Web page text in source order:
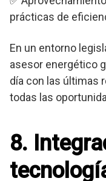
prácticas de
En un entorno
asesor energético
día con las últimas
todas las
8.